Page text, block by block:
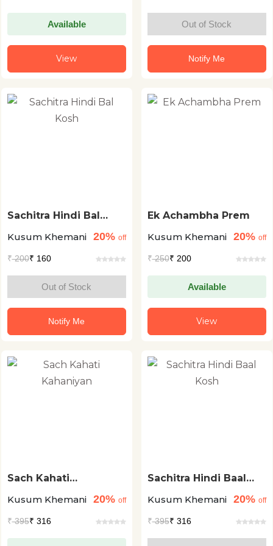
Available
View
Out of Stock
Notify Me
Sachitra Hindi Bal
Kusum Khemani
20% off
₹200₹ 160
Out of Stock
Notify Me
Ek Achambha Prem
Kusum Khemani
20% off
₹250₹ 200
Available
View
Sach Kahati
Kusum Khemani
20% off
₹395₹ 316
Sachitra Hindi Baal
Kusum Khemani
20% off
₹395₹ 316